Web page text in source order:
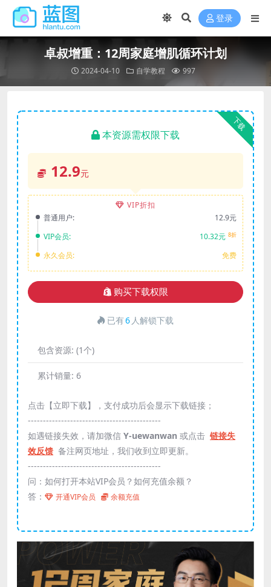
登录
卓叔增重：12周家庭增肌循环计划
2024-04-10 自学教程 997
下载
本资源需权限下载
12.9元
VIP折扣
普通用户:
12.9元
VIP会员:
10.32元 8折
永久会员: 免费
购买下载权限
已有6 人解锁下载
包含资源: (1个)
累计销量: 6
点击【立即下载】，支付成功后会显示下载链接；
--------------------------------------------
如遇链接失效，请加微信 Y-uewanwan 或点击 链接失
效反馈 备注网页地址，我们收到立即更新。
--------------------------------------------
问：如何打开本站VIP会员？如何充值余额？
答：
开通VIP会员 余额充值